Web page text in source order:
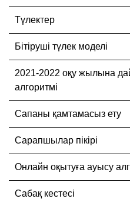
Түлектер
Бітіруші түлек моделі
2021-2022 оқу жылына
алгоритмі
Сапаны қамтамасыз ету
Сарапшылар пікірі
Онлайн оқытуға ауысу
Сабақ кестесі